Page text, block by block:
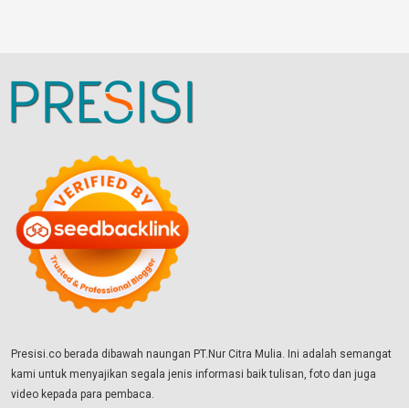
Presisi.co berada dibawah naungan PT.Nur Citra Mulia. Ini adalah semangat
kami untuk menyajikan segala jenis informasi baik tulisan, foto dan juga
video kepada para pembaca.